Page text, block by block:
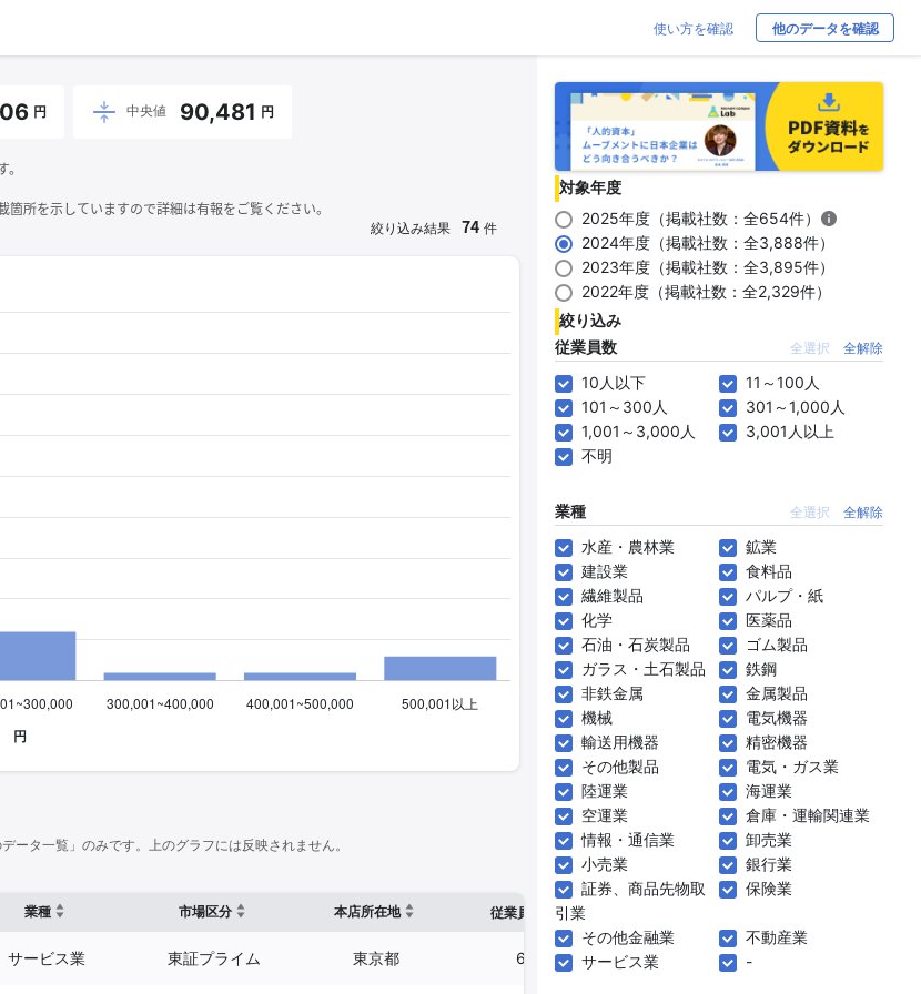
使い方を確認 他のデータを確認
円 中央値 90,481 円
所を示していますので詳細は有報をご覧ください。
絞り込み結果 74 件
ータ一覧」のみです。上のグラフには反映されません。
業種 市場区分 本店所在地 従業員数 ※1
サービス業 東証プライム 東京都 655人 944人
対象年度
2025年度（掲載社数：全654件）
2024年度（掲載社数：全3,888件）
2023年度（掲載社数：全3,895件）
2022年度（掲載社数：全2,329件）
絞り込み
従業員数
全選択 全解除
10人以下
11～100人
101～300人
301～1,000人
1,001～3,000人
3,001人以上
不明
業種 全選択 全解除
水産・農林業
鉱業
建設業
食料品
繊維製品
パルプ・紙
化学
医薬品
石油・石炭製品
ゴム製品
ガラス・土石製品
鉄鋼
非鉄金属
金属製品
機械
電気機器
輸送用機器
精密機器
その他製品
電気・ガス業
陸運業
海運業
空運業
倉庫・運輸関連業
情報・通信業
卸売業
小売業
銀行業
証券、商品先物取
引業
保険業
その他金融業
不動産業
サービス業
-